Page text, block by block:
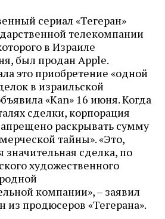
сериал «Тегеран»
телекомпании
в Израиле
был продан Apple.
это приобретение «одной
в израильской
«Kan» 16 июня. Когда
сделки, корпорация
раскрывать сумму
тайны». «Это,
значительная сделка, по
художественного
компании», – заявил
из продюсеров «Тегерана».